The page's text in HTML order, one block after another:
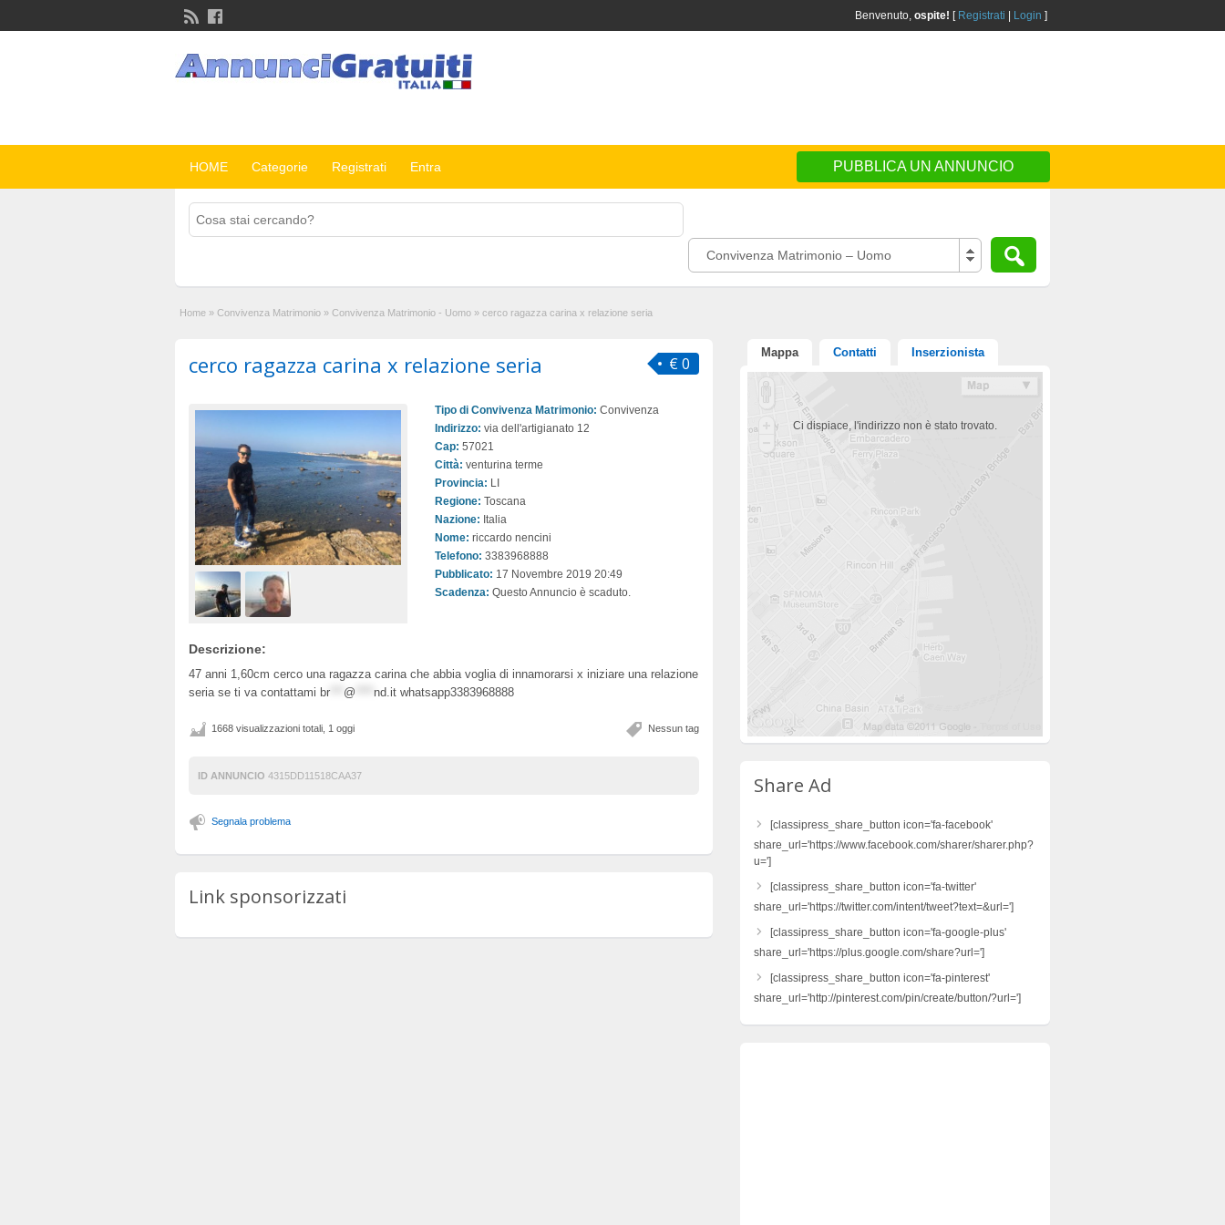
Benvenuto, ospite! [ Registrati Login ]
HOME Categorie Registrati Entra PUBBLICA UN ANNUNCIO
Convivenza Matrimonio – Uomo
Home » Convivenza Matrimonio » Convivenza Matrimonio - Uomo » cerco ragazza carina x relazione seria
€ 0
cerco ragazza carina x relazione seria
Tipo di Convivenza Matrimonio: Convivenza
Indirizzo: via dell'artigianato 12
Cap: 57021
Città: venturina terme
Provincia: LI
Regione: Toscana
Nazione: Italia
Nome: riccardo nencini
Telefono: 3383968888
Pubblicato: 17 Novembre 2019 20:49
Scadenza: Questo Annuncio è scaduto.
Descrizione:
47 anni 1,60cm cerco una ragazza carina che abbia voglia di innamorarsi x iniziare una relazione
seria se ti va contattami br*** @ nd.it whatsapp3383968888
Nessun tag
1668 visualizzazioni totali, 1 oggi
ID ANNUNCIO 4315DD11518CAA37
Segnala problema
Link sponsorizzati
Mappa Contatti Inserzionista
Ci dispiace, l'indirizzo non è stato trovato.
Share Ad
[classipress_share_button icon='fa-facebook'
share_url='https://www.facebook.com/sharer/sharer.php?
u=']
[classipress_share_button icon='fa-twitter'
share_url='https://twitter.com/intent/tweet?text=&url=']
[classipress_share_button icon='fa-google-plus'
share_url='https://plus.google.com/share?url=']
[classipress_share_button icon='fa-pinterest'
share_url='http://pinterest.com/pin/create/button/?url=']